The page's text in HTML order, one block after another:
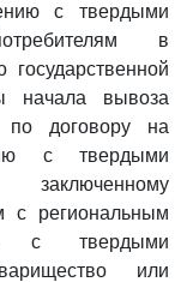
с твердыми
в
начала вывоза
по договору на
с твердыми
с региональным
с твердыми
или